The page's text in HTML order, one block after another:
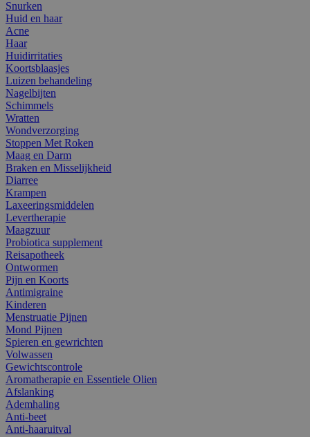
Snurken
Huid en haar
Acne
Haar
Huidirritaties
Koortsblaasjes
Luizen behandeling
Nagelbijten
Schimmels
Wratten
Wondverzorging
Stoppen Met Roken
Maag en Darm
Braken en Misselijkheid
Diarree
Krampen
Laxeeringsmiddelen
Levertherapie
Maagzuur
Probiotica supplement
Reisapotheek
Ontwormen
Pijn en Koorts
Antimigraine
Kinderen
Menstruatie Pijnen
Mond Pijnen
Spieren en gewrichten
Volwassen
Gewichtscontrole
Aromatherapie en Essentiele Olien
Afslanking
Ademhaling
Anti-beet
Anti-haaruitval